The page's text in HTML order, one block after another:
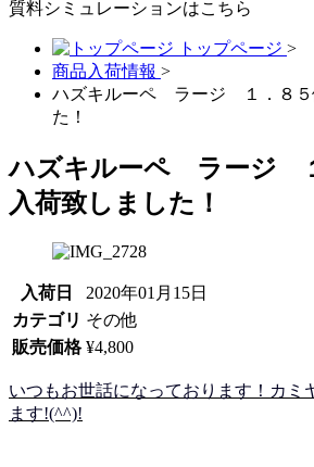
質料シミュレーションはこちら
トップページ >
商品入荷情報 >
ハズキルーペ ラージ １．８
た！
ハズキルーペ ラージ
入荷致しました！
入荷日
2020年01月15日
カテゴリ その他
販売価格 ¥4,800
いつもお世話になっております！カミ
ます!(^^)!